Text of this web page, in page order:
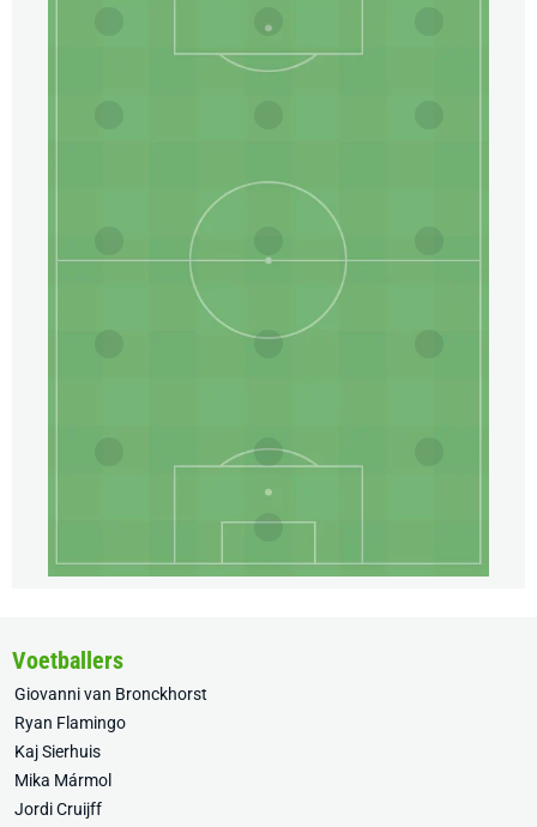
Voetballers
Giovanni van Bronckhorst
Ryan Flamingo
Kaj Sierhuis
Mika Mármol
Jordi Cruijff